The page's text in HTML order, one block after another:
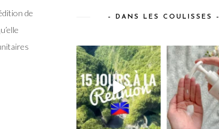
de
– DANS LES COULISSES –